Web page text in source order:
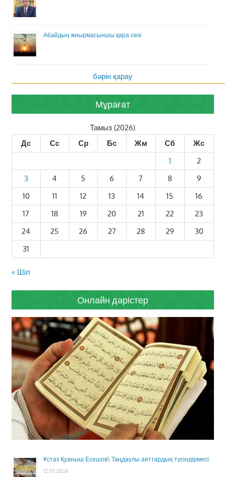
Абайдың жиырмасыншы қара сөзі
бәрін қарау
Мұрағат
Тамыз (2026)
Дс
Сс Ср Бс Жм Сб
Жс
1
2
3
4 5 6 7 8
9
10
11 12 13 14 15
16
17
18 19 20 21 22
23
24
25 26 27 28 29
30
31
« Шіл
Онлайн дәрістер
Ұстаз Қуаныш Есешов\ Таңдаулы аяттардың түсіндірмесі
12.01.2026